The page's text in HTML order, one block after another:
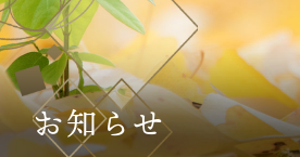
お知らせ